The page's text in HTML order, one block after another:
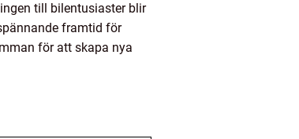
till bilentusiaster blir
framtid för
för att skapa nya